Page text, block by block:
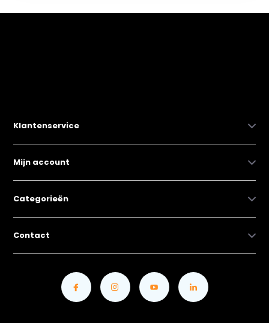
Klantenservice
Mijn account
Categorieën
Contact